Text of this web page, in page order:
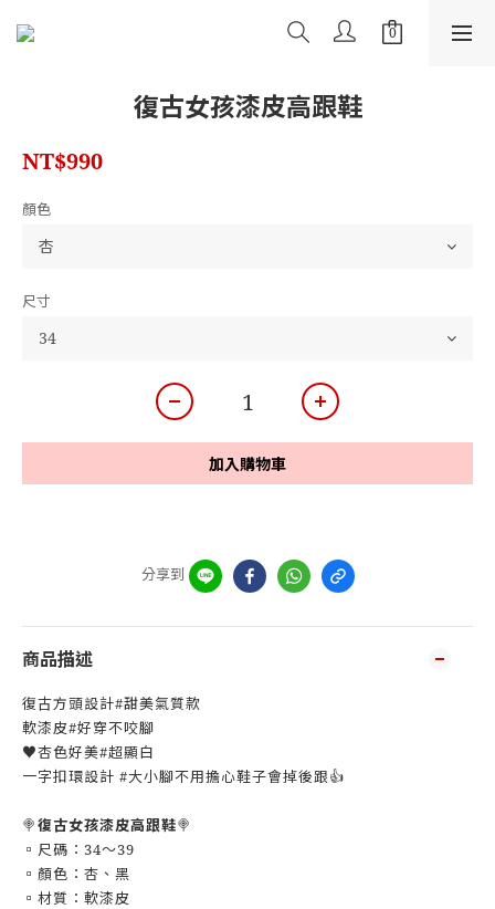
復古女孩漆皮高跟鞋
NT$990
顏色
尺寸
加入購物車
分享到
商品描述
復古方頭設計#甜美氣質款
軟漆皮#好穿不咬腳
♥️杏色好美#超顯白
一字扣環設計 #大小腳不用擔心鞋子會掉後跟👍
🍭復古女孩漆皮高跟鞋🍭
▫️尺碼：34～39
▫️顏色：杏、黑
▫️材質：軟漆皮